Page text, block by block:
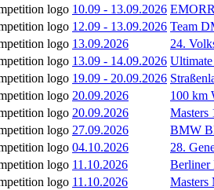
10.09 - 13.09.2026
12.09 - 13.09.2026 Team
13.09.2026
24.
13.09 - 14.09.2026
19.09 - 20.09.2026
20.09.2026
100 km
20.09.2026
Masters
27.09.2026
BMW
04.10.2026
28.
11.10.2026
Berliner
11.10.2026
Masters